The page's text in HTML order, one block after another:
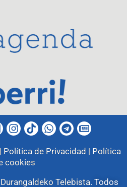
Política de Privacidad | Política
cookies
Telebista. Todos